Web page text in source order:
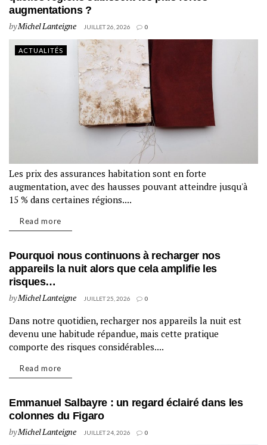
augmentations ?
byMichel Lanteigne JUILLET 26, 2026 0
ACTUALITÉS
Les prix des assurances habitation sont en forte
augmentation, avec des hausses pouvant atteindre jusqu'à
15 % dans certaines régions....
Read more
Pourquoi nous continuons à recharger nos
appareils la nuit alors que cela amplifie les
risques…
byMichel Lanteigne JUILLET 25, 2026 0
ACTUALITÉS
Dans notre quotidien, recharger nos appareils la nuit est
devenu une habitude répandue, mais cette pratique
comporte des risques considérables....
Read more
Emmanuel Salbayre : un regard éclairé dans les
colonnes du Figaro
byMichel Lanteigne JUILLET 24, 2026 0